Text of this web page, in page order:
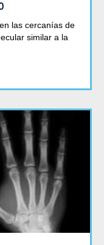
las cercanías de
similar a la